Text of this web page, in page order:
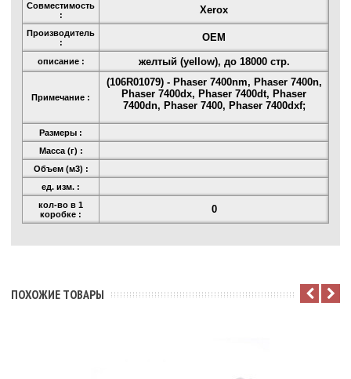
Совместимость
:
Xerox
Производитель
:
OEM
описание : желтый (yellow), до 18000 стр.
Примечание :
(106R01079) - Phaser 7400nm, Phaser 7400n,
Phaser 7400dx, Phaser 7400dt, Phaser
7400dn, Phaser 7400, Phaser 7400dxf;
Размеры :
Масса (г) :
Объем (м3) :
ед. изм. :
кол-во в 1
коробке :
0
ПОХОЖИЕ ТОВАРЫ